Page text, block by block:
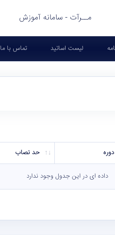
مــرآت - سامانه آموزش
لیست اساتید تماس با ما
حد نصاب
داده ای در این جدول وجود ندارد